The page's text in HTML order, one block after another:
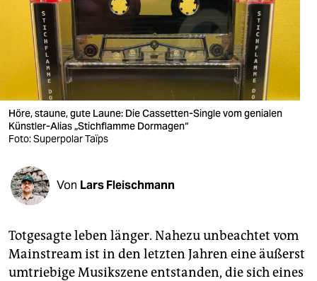
nord
wahrheit
verlag
verlag
veranstaltungen
fragen & hilfe
abo
genossenschaft
Höre, staune, gute Laune: Die Cassetten-Single vom genialen
Künstler-Alias „Stichflamme Dormagen“
Foto: Superpolar Taïps
Von Lars Fleischmann
Totgesagte leben länger. Nahezu unbeachtet vom
Mainstream ist in den letzten Jahren eine äußerst
umtriebige Musikszene entstanden, die sich eines